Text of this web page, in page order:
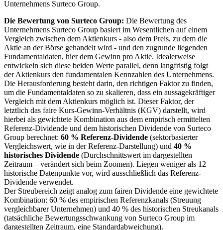
Unternehmens Surteco Group.
Die Bewertung von Surteco Group: Die Bewertung des
Unternehmens Surteco Group basiert im Wesentlichen auf einem
Vergleich zwischen dem Aktienkurs - also dem Preis, zu dem die
Aktie an der Börse gehandelt wird - und den zugrunde liegenden
Fundamentaldaten, hier dem Gewinn pro Aktie. Idealerweise
entwickeln sich diese beiden Werte parallel, denn langfristig folgt
der Aktienkurs den fundamentalen Kennzahlen des Unternehmens.
Die Herausforderung besteht darin, den richtigen Faktor zu finden,
um die Fundamentaldaten so zu skalieren, dass ein aussagekräftiger
Vergleich mit dem Aktienkurs möglich ist. Dieser Faktor, der
letztlich das faire Kurs-Gewinn-Verhältnis (KGV) darstellt, wird
hierbei als gewichtete Kombination aus dem empirisch ermittelten
Referenz-Dividende und dem historischen Dividende von Surteco
Group berechnet: 60 % Referenz-Dividende (sektorbasierter
Vergleichswert, wie in der Referenz-Darstellung) und 40 %
historisches Dividende (Durchschnittswert im dargestellten
Zeitraum – verändert sich beim Zoomen). Liegen weniger als 12
historische Datenpunkte vor, wird ausschließlich das Referenz-
Dividende verwendet.
Der Streubereich zeigt analog zum fairen Dividende eine gewichtete
Kombination: 60 % des empirischen Referenzkanals (Streuung
vergleichbarer Unternehmen) und 40 % des historischen Streukanals
(tatsächliche Bewertungsschwankung von Surteco Group im
dargestellten Zeitraum, eine Standardabweichung).